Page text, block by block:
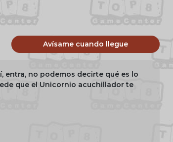
Avísame cuando llegue
entra, no podemos decirte qué es lo
que el Unicornio acuchillador te